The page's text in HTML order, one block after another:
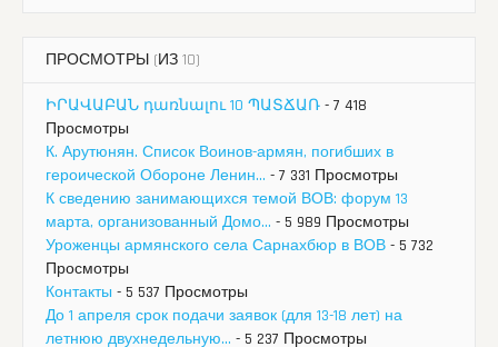
ПРОСМОТРЫ (ИЗ 10)
ԻՐԱՎԱԲԱՆ դառնալու 10 ՊԱՏՃԱՌ - 7 418
Просмотры
К. Арутюнян. Список Воинов-армян, погибших в
героической Обороне Ленин... - 7 331 Просмотры
К сведению занимающихся темой ВОВ: форум 13
марта, организованный Домо... - 5 989 Просмотры
Уроженцы армянского села Сарнахбюр в ВОВ - 5 732
Просмотры
Контакты - 5 537 Просмотры
До 1 апреля срок подачи заявок (для 13-18 лет) на
летнюю двухнедельную... - 5 237 Просмотры